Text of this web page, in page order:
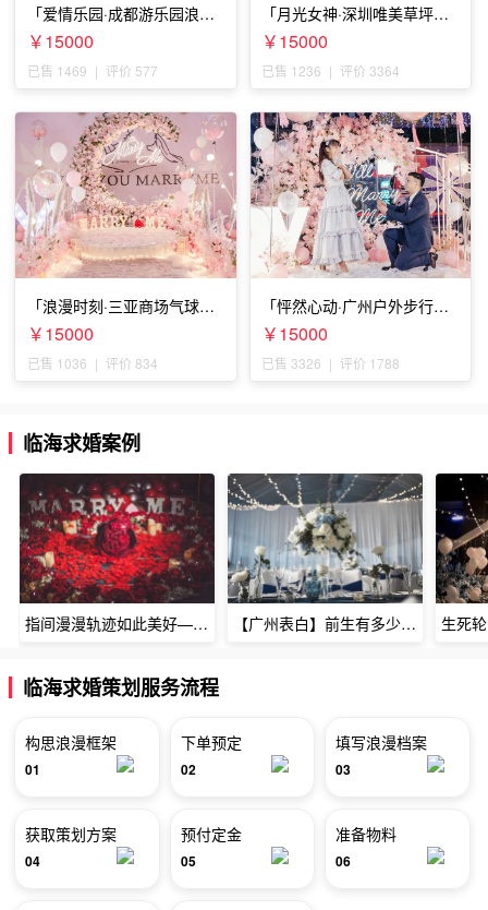
「爱情乐园·成都游乐园浪漫
求婚」
￥15000
已售 1469 | 评价 577
「月光女神·深圳唯美草坪浪
漫求婚」
￥15000
已售 1236 | 评价 3364
「浪漫时刻·三亚商场气球雨
惊喜求婚」
￥15000
已售 1036 | 评价 834
「怦然心动·广州户外步行街
求婚」
￥15000
已售 3326 | 评价 1788
临海求婚案例
指间漫漫轨迹如此美好——深圳烈焰玫瑰生日惊喜 【广州表白】前生有多少未尽的缘7张
临海求婚策划服务流程
构思浪漫框架
01
下单预定
02
填写浪漫档案
03
获取策划方案
04
预付定金
05
准备物料
06